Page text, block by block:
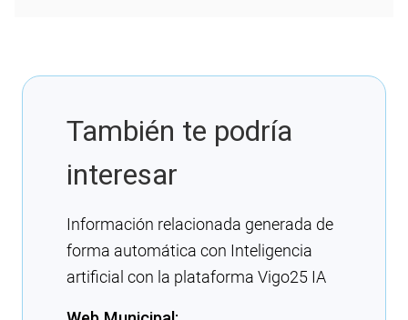
También te podría
interesar
Información relacionada generada de
forma automática con Inteligencia
artificial con la plataforma Vigo25 IA